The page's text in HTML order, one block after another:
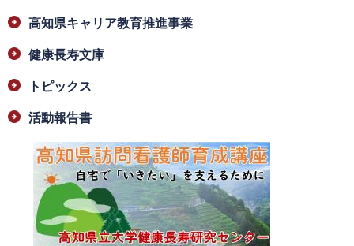
高知県キャリア教育推進事業
健康長寿文庫
トピックス
活動報告書